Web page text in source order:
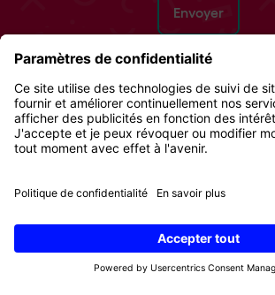
Protection des données
Cookies
© 2026 Digital Republic AG